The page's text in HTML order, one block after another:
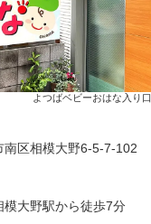
よつばベビーおはな入り口
南区相模大野6-5-7-102
大野駅から徒歩7分